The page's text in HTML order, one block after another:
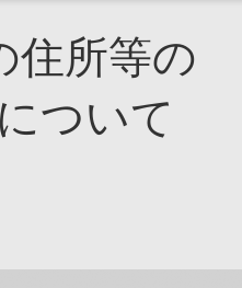
住所等の
ついて